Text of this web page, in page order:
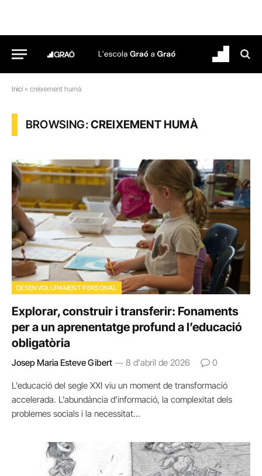
Inici » creixement humà
BROWSING:CREIXEMENT HUMÀ
DESENVOLUPAMENT PERSONAL
Explorar, construir i transferir: Fonaments
per a un aprenentatge profund a l’educació
obligatòria
Josep Maria Esteve Gibert 8 d'abril de 2026 0
L’educació del segle XXI viu un moment de transformació
accelerada. L’abundància d’informació, la complexitat dels
problemes socials i la necessitat…